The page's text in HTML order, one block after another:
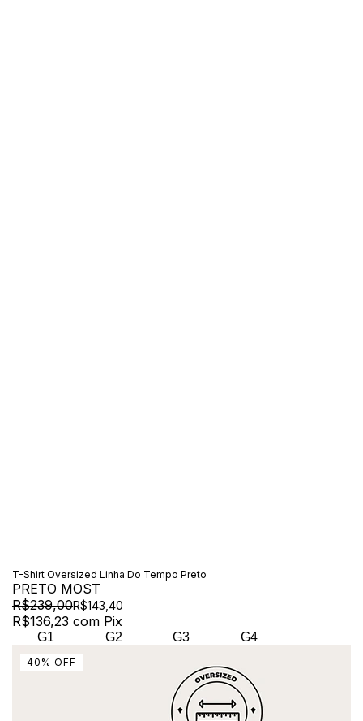
T-Shirt Oversized Linha Do Tempo Preto
PRETO MOST
R$239,00R$143,40
R$136,23 com Pix
G1 G2 G3 G4
40 % OFF